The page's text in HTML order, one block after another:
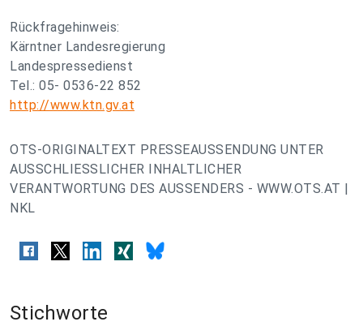
Rückfragehinweis:
Kärntner Landesregierung
Landespressedienst
Tel.: 05- 0536-22 852
http://www.ktn.gv.at
OTS-ORIGINALTEXT PRESSEAUSSENDUNG UNTER
AUSSCHLIESSLICHER INHALTLICHER
VERANTWORTUNG DES AUSSENDERS - WWW.OTS.AT |
NKL
Stichworte